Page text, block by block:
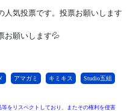
人気投票です。投票お願いします
お願いします💦
アマガミ キミキス Studio五組
をリスペクトしており、またその権利を侵害